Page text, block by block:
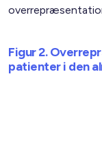
Figur 2.
patienter i den